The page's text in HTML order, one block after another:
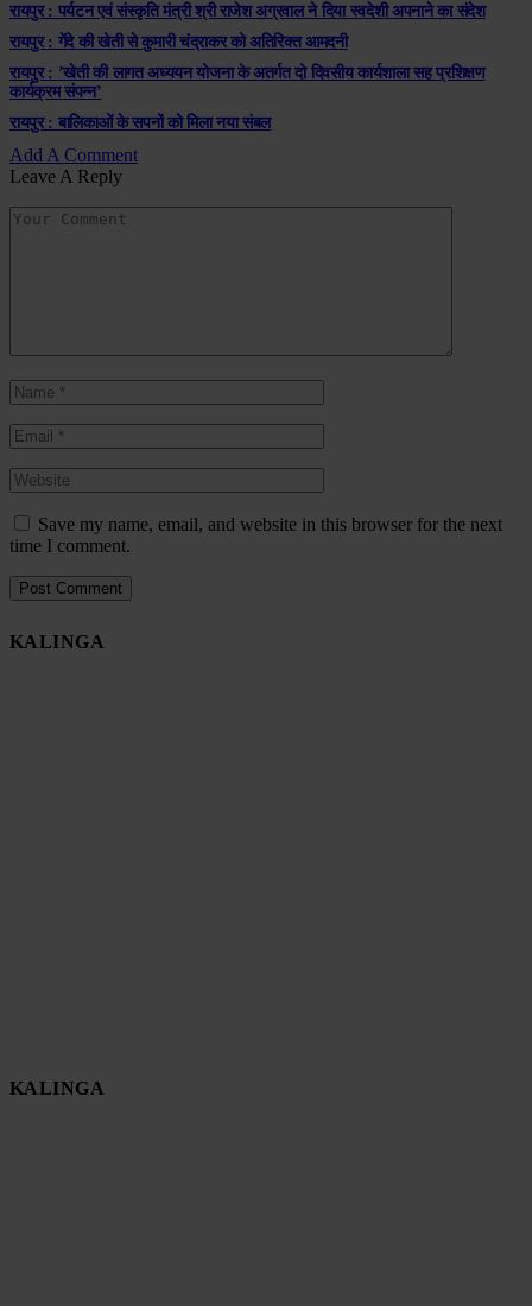
रायपुर : पर्यटन एवं संस्कृति मंत्री श्री राजेश अग्रवाल ने दिया स्वदेशी अपनाने का संदेश
रायपुर : गेंदे की खेती से कुमारी चंद्राकर को अतिरिक्त आमदनी
रायपुर : ’खेती की लागत अध्ययन योजना के अतर्गत दो दिवसीय कार्यशाला सह प्रशिक्षण
कार्यक्रम संपन्न’
रायपुर : बालिकाओं के सपनों को मिला नया संबल
Add A Comment
Leave A Reply
Save my name, email, and website in this browser for the next
time I comment.
KALINGA
KALINGA